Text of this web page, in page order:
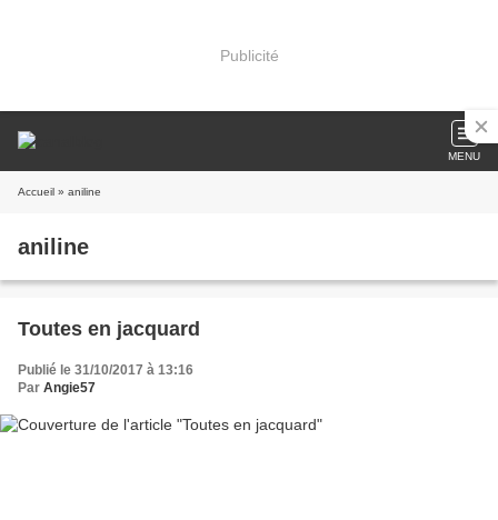
Publicité
MENU
Accueil » aniline
aniline
Toutes en jacquard
Publié le 31/10/2017 à 13:16
Par Angie57